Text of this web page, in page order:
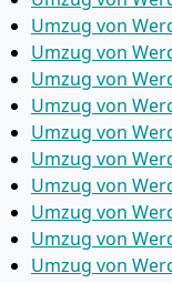
Umzug von
Umzug von
Umzug von
Umzug von
Umzug von
Umzug von
Umzug von
Umzug von
Umzug von
Umzug von